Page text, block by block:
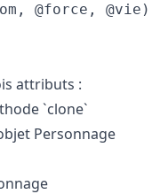
@force, @vie)
attributs :
`clone`
Personnage